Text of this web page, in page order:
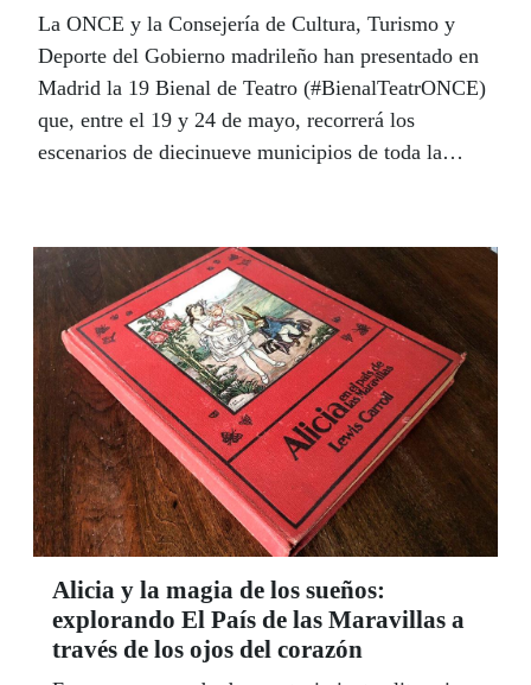
La ONCE y la Consejería de Cultura, Turismo y
Deporte del Gobierno madrileño han presentado en
Madrid la 19 Bienal de Teatro (#BienalTeatrONCE)
que, entre el 19 y 24 de mayo, recorrerá los
escenarios de diecinueve municipios de toda la
mayoría por actores y actrices ciegos o con
discapacidad visual.
Alicia y la magia de los sueños:
explorando El País de las Maravillas a
través de los ojos del corazón